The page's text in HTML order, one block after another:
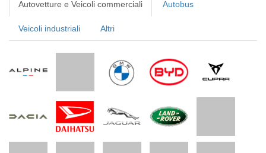
Autovetture e Veicoli commerciali Autobus
Veicoli industriali Altri